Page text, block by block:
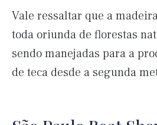
Vale ressaltar que a
toda oriunda de florestas
sendo manejadas para a
de teca desde a segunda